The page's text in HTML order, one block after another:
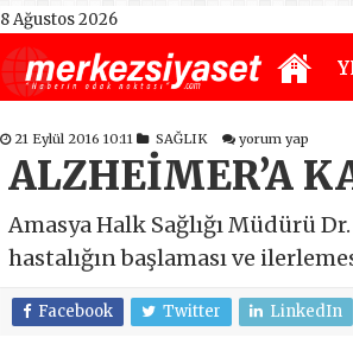
8 Ağustos 2026
21 Eylül 2016 10:11 SAĞLIK yorum yap
ALZHEİMER’A
Amasya Halk Sağlığı Müdürü
hastalığın başlaması ve
Facebook Twitter LinkedIn